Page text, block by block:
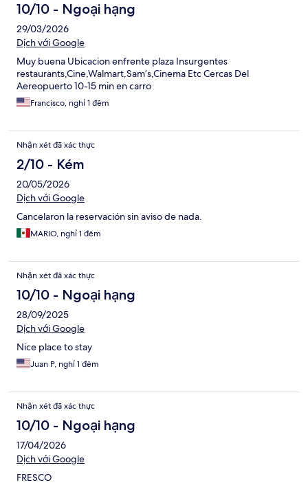
10/10 - Ngoại hạng
29/03/2026
Dịch với Google
Muy buena Ubicacion enfrente plaza Insurgentes
restaurants,Cine,Walmart,Sam’s,Cinema Etc Cercas Del
Aereopuerto 10-15 min en carro
Francisco, nghỉ 1 đêm
Nhận xét đã xác thực
2/10 - Kém
20/05/2026
Dịch với Google
Cancelaron la reservación sin aviso de nada.
MARIO, nghỉ 1 đêm
Nhận xét đã xác thực
10/10 - Ngoại hạng
28/09/2025
Dịch với Google
Nice place to stay
Juan P, nghỉ 1 đêm
Nhận xét đã xác thực
10/10 - Ngoại hạng
17/04/2026
Dịch với Google
FRESCO